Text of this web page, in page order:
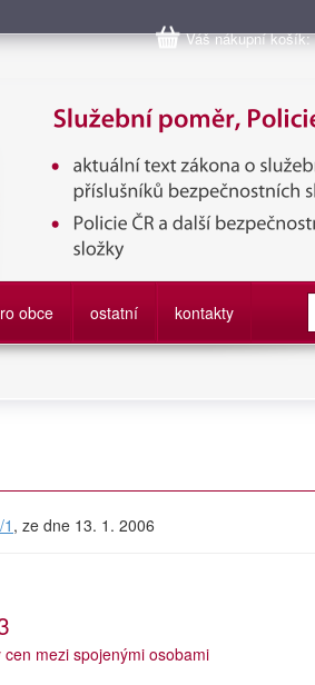
Váš nákupní
sborů, Policie ČR, Vězeňská
služby
obce ostatní kontakty
, ze dne 13. 1. 2006
mezi spojenými osobami